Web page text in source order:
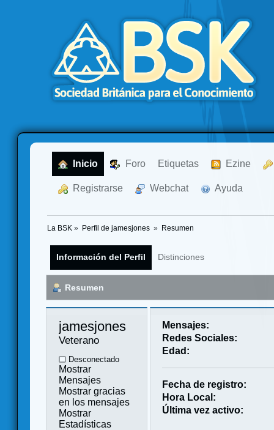
Inicio Foro Etiquetas Ezine
Registrarse Webchat Ayuda
La BSK » Perfil de jamesjones » Resumen
Información del Perfil Distinciones
Resumen
jamesjones
Veterano
Desconectado
Mostrar
Mensajes
Mostrar gracias
en los mensajes
Mostrar
Estadísticas
Mensajes:
Redes Sociales:
Edad:
Fecha de registro:
Hora Local:
Última vez activo: